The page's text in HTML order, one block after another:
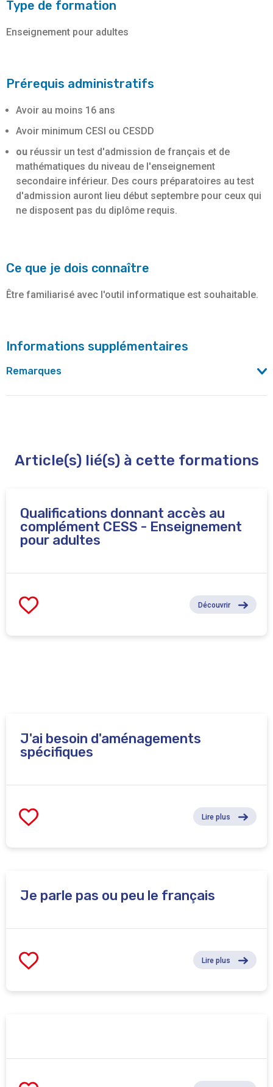
Type de formation
Enseignement pour adultes
Prérequis administratifs
Avoir au moins 16 ans
Avoir minimum CESI ou CESDD
ou réussir un test d'admission de français et de
mathématiques du niveau de l'enseignement
secondaire inférieur. Des cours préparatoires au test
d'admission auront lieu début septembre pour ceux qui
ne disposent pas du diplôme requis.
Ce que je dois connaître
Être familiarisé avec l'outil informatique est souhaitable.
Informations supplémentaires
Remarques
Article(s) lié(s) à cette formations
Qualifications donnant accès au
complément CESS - Enseignement
pour adultes
Découvrir
J'ai besoin d'aménagements
spécifiques
Lire plus
Je parle pas ou peu le français
Lire plus